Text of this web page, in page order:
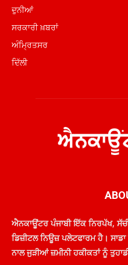
ਦੁਨੀਆਂ
ਸਰਕਾਰੀ ਖ਼ਬਰਾਂ
ਅੰਮ੍ਰਿਤਸਰ
ਦਿੱਲੀ
ਐਨਕਾਊਂਟਰ ਪੰਜਾਬੀ ਇੱਕ ਨਿਰਪੱਖ,
ਡਿਜ਼ੀਟਲ ਨਿਊਜ਼ ਪਲੇਟਫਾਰਮ ਹੈ।
ਨਾਲ ਜੁੜੀਆਂ ਜ਼ਮੀਨੀ ਹਕੀਕਤਾਂ ਨੂੰ